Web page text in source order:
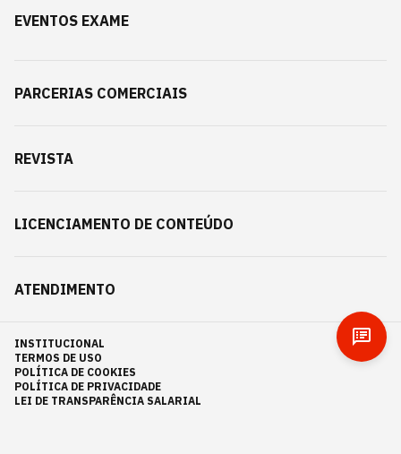
EVENTOS EXAME
PARCERIAS COMERCIAIS
REVISTA
LICENCIAMENTO DE CONTEÚDO
ATENDIMENTO
INSTITUCIONAL
TERMOS DE USO
POLÍTICA DE COOKIES
POLÍTICA DE PRIVACIDADE
LEI DE TRANSPARÊNCIA SALARIAL